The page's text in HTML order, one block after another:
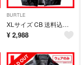
BURTLE
XLサイズ CB 送料込み BURTLE AIR CRAFT
¥ 2,988